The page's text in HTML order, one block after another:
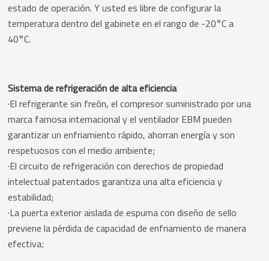
estado de operación. Y usted es libre de configurar la
temperatura dentro del gabinete en el rango de -20°C a
40°C.
Sistema de refrigeración de alta eficiencia
·El refrigerante sin freón, el compresor suministrado por una
marca famosa internacional y el ventilador EBM pueden
garantizar un enfriamiento rápido, ahorran energía y son
respetuosos con el medio ambiente;
·El circuito de refrigeración con derechos de propiedad
intelectual patentados garantiza una alta eficiencia y
estabilidad;
·La puerta exterior aislada de espuma con diseño de sello
previene la pérdida de capacidad de enfriamiento de manera
efectiva;